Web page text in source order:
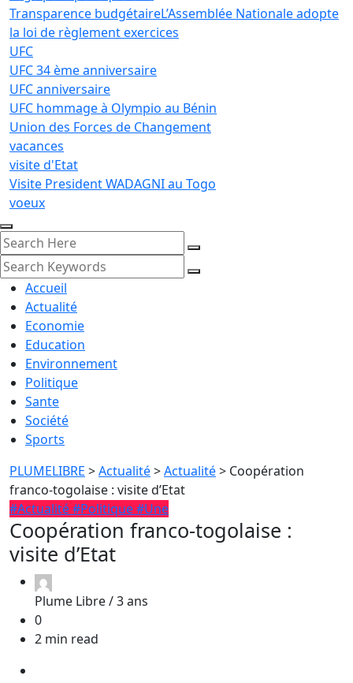
Transparence budgétaireL’Assemblée Nationale adopte
la loi de règlement exercices
UFC
UFC 34 ème anniversaire
UFC anniversaire
UFC hommage à Olympio au Bénin
Union des Forces de Changement
vacances
visite d'Etat
Visite President WADAGNI au Togo
voeux
Accueil
Actualité
Economie
Education
Environnement
Politique
Sante
Société
Sports
PLUMELIBRE >Actualité>Actualité> Coopération
franco-togolaise : visite d’Etat
#Actualité#Politique#Une
Coopération franco-togolaise :
visite d’Etat
Plume Libre /3 ans
0
2 min read